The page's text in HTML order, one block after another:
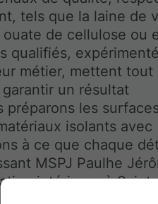
tels que la laine de
de cellulose ou
qualifiés,
métier, mettent tout
un résultat
préparons les
isolants avec
à ce que chaque
MSPJ Paulhe
intérieure à Saint-
vous bénéficiez